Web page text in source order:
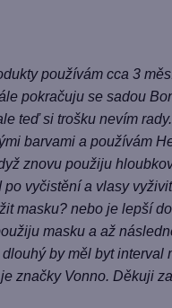
používám cca 3
pokračuju se sadou
teď si trošku nevím
barvami a používám
znovu použiju
vyčistění a vlasy
masku? nebo je lepší
masku a až
by měl byt interval
značky Vonno. Děkuji